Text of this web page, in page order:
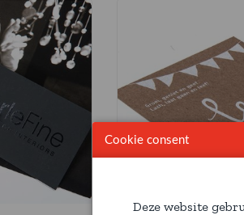
Cookie consent
Deze website